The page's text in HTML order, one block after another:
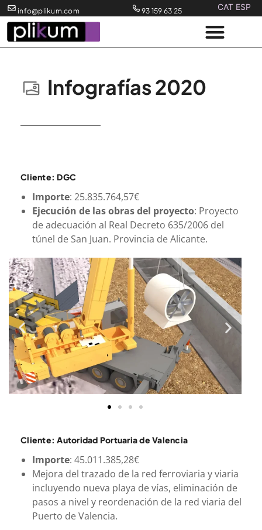
info@plikum.com​ 93 159 63 25 CAT ESP
Infografías 2020
Cliente: DGC
Importe: 25.835.764,57€
Ejecución de las obras del proyecto: Proyecto
de adecuación al Real Decreto 635/2006 del
túnel de San Juan. Provincia de Alicante.
Cliente: Autoridad Portuaria de Valencia
Importe: 45.011.385,28€
Mejora del trazado de la red ferroviaria y viaria
incluyendo nueva playa de vías, eliminación de
pasos a nivel y reordenación de la red viaria del
Puerto de Valencia.